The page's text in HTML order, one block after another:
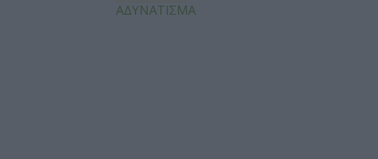
ΑΔΥΝΑΤΙΣΜΑ